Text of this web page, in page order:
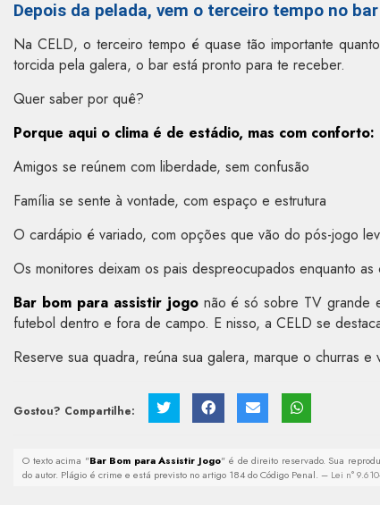
Depois da pelada, vem o terceiro tempo no
Na CELD, o terceiro tempo é quase tão importante
torcida pela galera, o bar está pronto para te receber.
Quer saber por quê?
Porque aqui o clima é de estádio, mas com conforto:
Amigos se reúnem com liberdade, sem confusão
Família se sente à vontade, com espaço e estrutura
O cardápio é variado, com opções que vão do pós-jogo
Os monitores deixam os pais despreocupados enquanto as
Bar bom para assistir jogonão é só sobre TV grande
futebol dentro e fora de campo. E nisso, a CELD se
Reserve sua quadra, reúna sua galera, marque o churras
Gostou? Compartilhe:
O texto acima "Bar Bom para Assistir Jogo" é de direito reservado. Sua
do autor. Plágio é crime e está previsto no artigo 184 do Código Penal. – Lei n°